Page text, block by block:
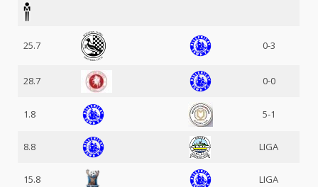
25.7 0-3
28.7 0-0
1.8 5-1
8.8 LIGA
15.8 LIGA